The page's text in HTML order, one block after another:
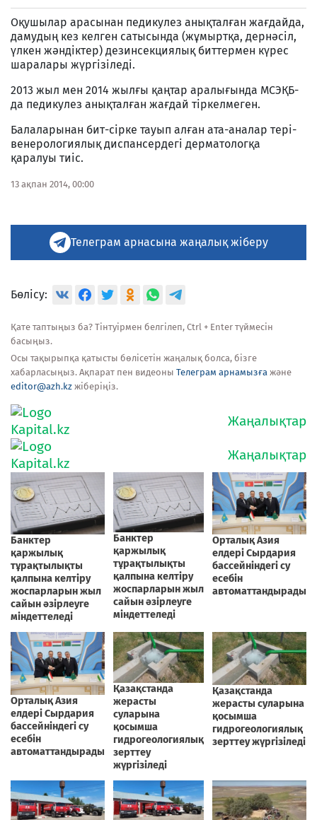
Оқушылар арасынан педикулез анықталған жағдайда,
дамудың кез келген сатысында (жұмыртқа, дернәсіл,
үлкен жәндіктер) дезинсекциялық биттермен күрес
шаралары жүргізіледі.
2013 жыл мен 2014 жылғы қаңтар аралығында МСЭҚБ-
да педикулез анықталған жағдай тіркелмеген.
Балаларынан бит-сірке тауып алған ата-аналар тері-
венерологиялық диспансердегі дерматологқа
қаралуы тиіс.
13 ақпан 2014, 00:00
Телеграм арнасына жаңалық жіберу
Бөлісу:
Қате таптыңыз ба? Тінтуірмен белгілеп, Ctrl + Enter түймесін
басыңыз.
Осы тақырыпқа қатысты бөлісетін жаңалық болса, бізге
хабарласыңыз. Ақпарат пен видеоны Телеграм арнамызға және
editor@azh.kz жіберіңіз.